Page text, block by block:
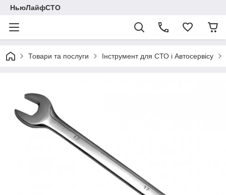
НьюЛайфСТО
Товари та послуги Інструмент для СТО і Автосервісу